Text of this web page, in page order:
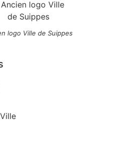
logo Ville de Suippes